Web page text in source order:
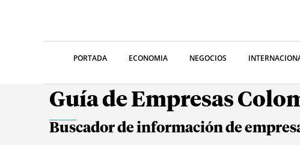
PORTADA ECONOMIA NEGOCIOS
Guía de Empresas
Buscador de información de